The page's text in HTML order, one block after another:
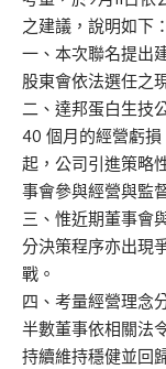
之建議，說明如下：
一、本次聯名提出
股東會依法選任之
二、達邦蛋白生技
40 個月的經營虧損
起，公司引進策略
事會參與經營與監
三、惟近期董事會
分決策程序亦出現
戰。
四、考量經營理念
半數董事依相關法
持續維持穩健並回